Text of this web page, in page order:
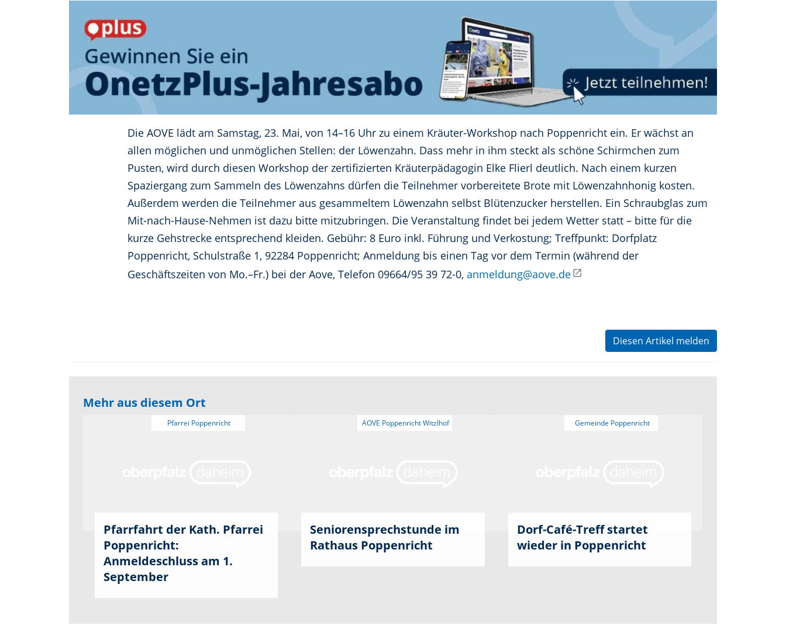
Die AOVE lädt am Samstag, 23. Mai, von 14–16 Uhr zu einem Kräuter-Workshop nach Poppenricht ein. Er wächst an
allen möglichen und unmöglichen Stellen: der Löwenzahn. Dass mehr in ihm steckt als schöne Schirmchen zum
Pusten, wird durch diesen Workshop der zertifizierten Kräuterpädagogin Elke Flierl deutlich. Nach einem kurzen
Spaziergang zum Sammeln des Löwenzahns dürfen die Teilnehmer vorbereitete Brote mit Löwenzahnhonig kosten.
Außerdem werden die Teilnehmer aus gesammeltem Löwenzahn selbst Blütenzucker herstellen. Ein Schraubglas zum
Mit-nach-Hause-Nehmen ist dazu bitte mitzubringen. Die Veranstaltung findet bei jedem Wetter statt – bitte für die
kurze Gehstrecke entsprechend kleiden. Gebühr: 8 Euro inkl. Führung und Verkostung; Treffpunkt: Dorfplatz
Poppenricht, Schulstraße 1, 92284 Poppenricht; Anmeldung bis einen Tag vor dem Termin (während der
Geschäftszeiten von Mo.–Fr.) bei der Aove, Telefon 09664/95 39 72-0, anmeldung@aove.de
Diesen Artikel melden
Mehr aus diesem Ort
Pfarrfahrt der Kath. Pfarrei
Poppenricht:
Anmeldeschluss am 1.
September
AOVE Poppenricht Witzlhof
Seniorensprechstunde im
Rathaus Poppenricht
Gemeinde Poppenricht
Dorf-Café-Treff startet
wieder in Poppenricht